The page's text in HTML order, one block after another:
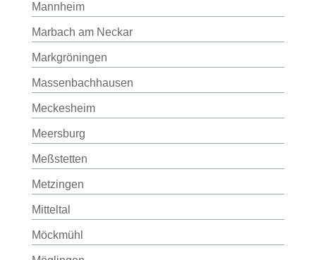
Mannheim
Marbach am Neckar
Markgröningen
Massenbachhausen
Meckesheim
Meersburg
Meßstetten
Metzingen
Mitteltal
Möckmühl